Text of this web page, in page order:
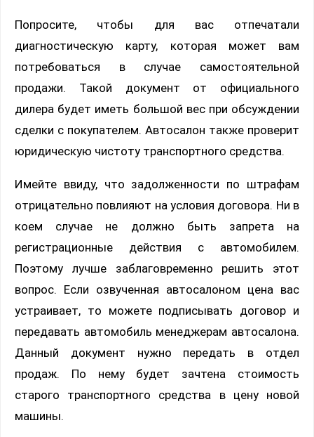
Попросите, чтобы для вас отпечатали
диагностическую карту, которая может вам
потребоваться в случае самостоятельной
продажи. Такой документ от официального
дилера будет иметь большой вес при обсуждении
сделки с покупателем. Автосалон также проверит
юридическую чистоту транспортного средства.
Имейте ввиду, что задолженности по штрафам
отрицательно повлияют на условия договора. Ни в
коем случае не должно быть запрета на
регистрационные действия с автомобилем.
Поэтому лучше заблаговременно решить этот
вопрос. Если озвученная автосалоном цена вас
устраивает, то можете подписывать договор и
передавать автомобиль менеджерам автосалона.
Данный документ нужно передать в отдел
продаж. По нему будет зачтена стоимость
старого транспортного средства в цену новой
машины.